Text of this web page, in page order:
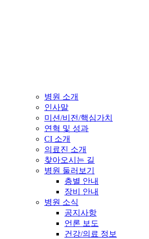
병원 소개
인사말
미션/비전/핵심가치
연혁 및 성과
CI 소개
의료진 소개
찾아오시는 길
병원 둘러보기
층별 안내
장비 안내
병원 소식
공지사항
언론 보도
건강/의료 정보